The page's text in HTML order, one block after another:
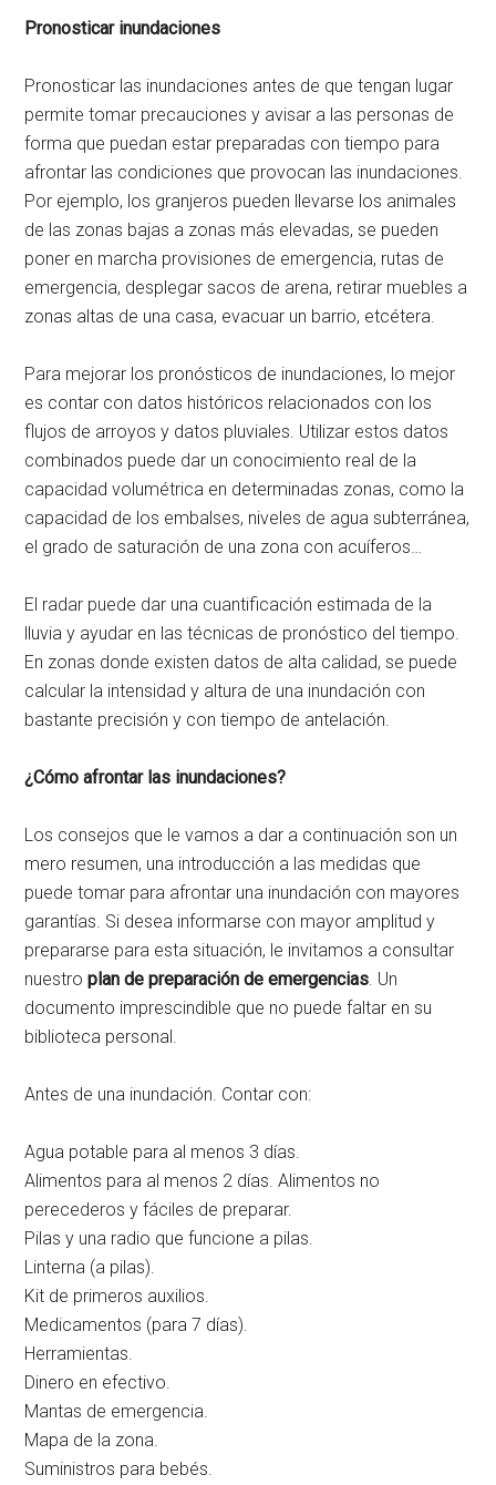
Pronosticar inundaciones
Pronosticar las inundaciones antes de que tengan lugar
permite tomar precauciones y avisar a las personas de
forma que puedan estar preparadas con tiempo para
afrontar las condiciones que provocan las inundaciones.
Por ejemplo, los granjeros pueden llevarse los animales
de las zonas bajas a zonas más elevadas, se pueden
poner en marcha provisiones de emergencia, rutas de
emergencia, desplegar sacos de arena, retirar muebles a
zonas altas de una casa, evacuar un barrio, etcétera.
Para mejorar los pronósticos de inundaciones, lo mejor
es contar con datos históricos relacionados con los
flujos de arroyos y datos pluviales. Utilizar estos datos
combinados puede dar un conocimiento real de la
capacidad volumétrica en determinadas zonas, como la
capacidad de los embalses, niveles de agua subterránea,
el grado de saturación de una zona con acuíferos…
El radar puede dar una cuantificación estimada de la
lluvia y ayudar en las técnicas de pronóstico del tiempo.
En zonas donde existen datos de alta calidad, se puede
calcular la intensidad y altura de una inundación con
bastante precisión y con tiempo de antelación.
¿Cómo afrontar las inundaciones?
Los consejos que le vamos a dar a continuación son un
mero resumen, una introducción a las medidas que
puede tomar para afrontar una inundación con mayores
garantías. Si desea informarse con mayor amplitud y
prepararse para esta situación, le invitamos a consultar
nuestroplan de preparación de emergencias . Un
documento imprescindible que no puede faltar en su
biblioteca personal.
Antes de una inundación. Contar con:
Agua potable para al menos 3 días.
Alimentos para al menos 2 días. Alimentos no
perecederos y fáciles de preparar.
Pilas y una radio que funcione a pilas.
Linterna (a pilas).
Kit de primeros auxilios.
Medicamentos (para 7 días).
Herramientas.
Dinero en efectivo.
Mantas de emergencia.
Mapa de la zona.
Suministros para bebés.